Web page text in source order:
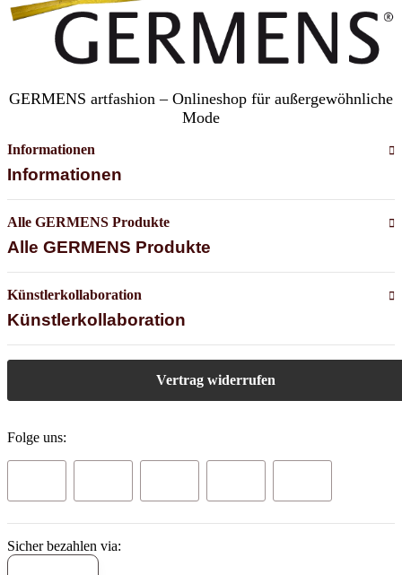
GERMENS artfashion – Onlineshop für außergewöhnliche
Mode
Informationen
Informationen
Alle GERMENS Produkte
Alle GERMENS Produkte
Künstlerkollaboration
Künstlerkollaboration
Vertrag widerrufen
Folge uns:
Sicher bezahlen via: